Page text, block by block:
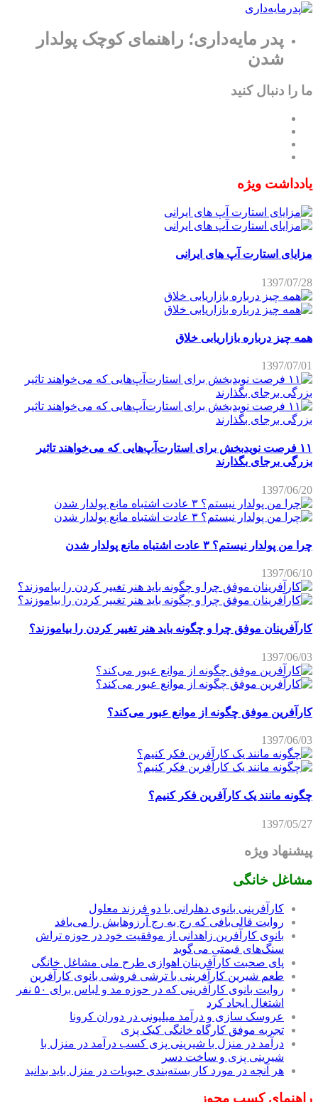
پدر مایه‌داری؛ راهنمای کوچک پولدار
شدن
ما را دنبال کنید
یادداشت ویژه
مزایای استارت آپ های ایرانی
1397/07/28
همه چیز درباره بازاریابی خلاق
1397/07/01
۱۱ فرصت نویدبخش برای استارت‌آپ‌هایی که می‌خواهند تاثیر
بزرگی برجای بگذارند
1397/06/20
چرا من پولدار نیستم؟ ۳ عادت اشتباه مانع پولدار شدن
1397/06/10
کارآفرینان موفق چرا و چگونه باید هنر تغییر کردن را بیاموزند؟
1397/06/03
کارآفرین موفق چگونه از موانع عبور می‌کند؟
1397/06/03
چگونه مانند یک کارآفرین فکر کنیم؟
1397/05/27
پیشنهاد ویژه
مشاغل خانگی
کارآفرینی بانوی دهلرانی با دو فرزند معلول
روایت قالی‌بافی که رج به رج آرزوهایش را می‌بافد
بانوی کارآفرین زاهدانی از موفقیت خود در حوزه تراش
سنگ‌های قیمتی می‌گوید
پای صحبت کارآفرینان اهوازی طرح ملی مشاغل خانگی
طعم شیرین کارآفرینی با ترشی فروشی بانوی کارآفرین
روایت بانوی کارآفرینی که در حوزه مد و لباس برای ۵۰ نفر
اشتغال ایجاد کرد
عروسک سازی و درآمد میلیونی در دوران کرونا
تجربه موفق کارگاه خانگی کیک پزی
درآمد در منزل با شیرینی پزی کسب درآمد در منزل با
شیرینی پزی و ساخت دسر
هر آنچه در مورد کار بسته‌بندی حبوبات در منزل باید بدانید
راهنمای کسب مجوز